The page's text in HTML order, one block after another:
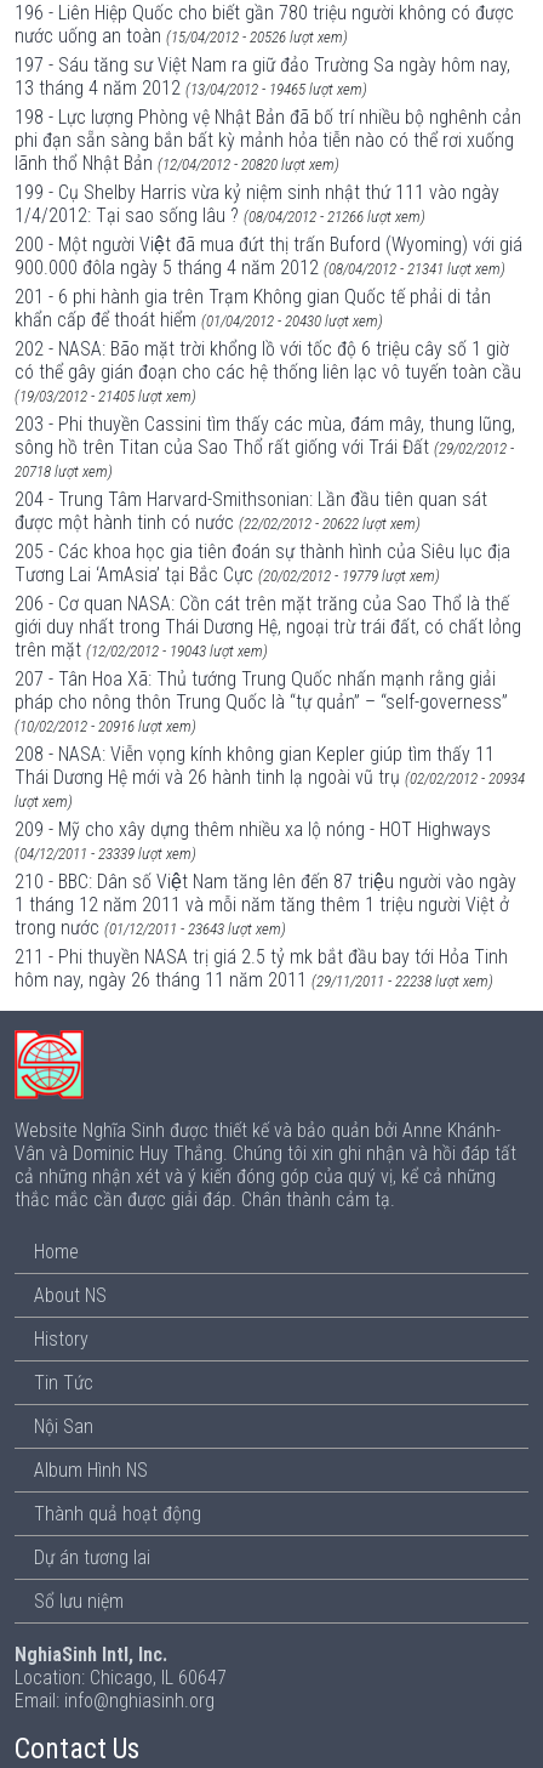
196 - Liên Hiệp Quốc cho biết gần 780 triệu người không có được
nước uống an toàn (15/04/2012 - 20526 lượt xem)
197 - Sáu tăng sư Việt Nam ra giữ đảo Trường Sa ngày hôm nay,
13 tháng 4 năm 2012 (13/04/2012 - 19465 lượt xem)
198 - Lực lượng Phòng vệ Nhật Bản đã bố trí nhiều bộ nghênh cản
phi đạn sẵn sàng bắn bất kỳ mảnh hỏa tiễn nào có thể rơi xuống
lãnh thổ Nhật Bản (12/04/2012 - 20820 lượt xem)
199 - Cụ Shelby Harris vừa kỷ niệm sinh nhật thứ 111 vào ngày
1/4/2012: Tại sao sống lâu ? (08/04/2012 - 21266 lượt xem)
200 - Một người Việt đã mua đứt thị trấn Buford (Wyoming) với giá
900.000 đôla ngày 5 tháng 4 năm 2012 (08/04/2012 - 21341 lượt xem)
201 - 6 phi hành gia trên Trạm Không gian Quốc tế phải di tản
khẩn cấp để thoát hiểm (01/04/2012 - 20430 lượt xem)
202 - NASA: Bão mặt trời khổng lồ với tốc độ 6 triệu cây số 1 giờ
có thể gây gián đoạn cho các hệ thống liên lạc vô tuyến toàn cầu
(19/03/2012 - 21405 lượt xem)
203 - Phi thuyền Cassini tìm thấy các mùa, đám mây, thung lũng,
sông hồ trên Titan của Sao Thổ rất giống với Trái Đất (29/02/2012 -
20718 lượt xem)
204 - Trung Tâm Harvard-Smithsonian: Lần đầu tiên quan sát
được một hành tinh có nước (22/02/2012 - 20622 lượt xem)
205 - Các khoa học gia tiên đoán sự thành hình của Siêu lục địa
Tương Lai ‘AmAsia’ tại Bắc Cực (20/02/2012 - 19779 lượt xem)
206 - Cơ quan NASA: Cồn cát trên mặt trăng của Sao Thổ là thế
giới duy nhất trong Thái Dương Hệ, ngoại trừ trái đất, có chất lỏng
trên mặt (12/02/2012 - 19043 lượt xem)
207 - Tân Hoa Xã: Thủ tướng Trung Quốc nhấn mạnh rằng giải
pháp cho nông thôn Trung Quốc là “tự quản” – “self-governess”
(10/02/2012 - 20916 lượt xem)
208 - NASA: Viễn vọng kính không gian Kepler giúp tìm thấy 11
Thái Dương Hệ mới và 26 hành tinh lạ ngoài vũ trụ (02/02/2012 - 20934
lượt xem)
209 - Mỹ cho xây dựng thêm nhiều xa lộ nóng - HOT Highways
(04/12/2011 - 23339 lượt xem)
210 - BBC: Dân số Việt Nam tăng lên đến 87 triệu người vào ngày
1 tháng 12 năm 2011 và mỗi năm tăng thêm 1 triệu người Việt ở
trong nước (01/12/2011 - 23643 lượt xem)
211 - Phi thuyền NASA trị giá 2.5 tỷ mk bắt đầu bay tới Hỏa Tinh
hôm nay, ngày 26 tháng 11 năm 2011 (29/11/2011 - 22238 lượt xem)
Website Nghĩa Sinh được thiết kế và bảo quản bởi Anne Khánh-
Vân và Dominic Huy Thắng. Chúng tôi xin ghi nhận và hồi đáp tất
cả những nhận xét và ý kiến đóng góp của quý vị, kể cả những
thắc mắc cần được giải đáp. Chân thành cảm tạ.
Home
About NS
History
Tin Tức
Nội San
Album Hình NS
Thành quả hoạt động
Dự án tương lai
Sổ lưu niệm
NghiaSinh Intl, Inc.
Location: Chicago, IL 60647
Email: info@nghiasinh.org
Contact Us